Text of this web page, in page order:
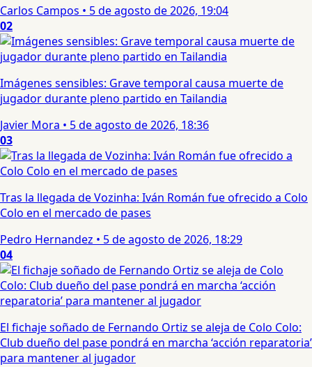
Carlos Campos • 5 de agosto de 2026, 19:04
02
Imágenes sensibles: Grave temporal causa muerte de
jugador durante pleno partido en Tailandia
Javier Mora • 5 de agosto de 2026, 18:36
03
Tras la llegada de Vozinha: Iván Román fue ofrecido a Colo
Colo en el mercado de pases
Pedro Hernandez • 5 de agosto de 2026, 18:29
04
El fichaje soñado de Fernando Ortiz se aleja de Colo Colo:
Club dueño del pase pondrá en marcha ‘acción reparatoria’
para mantener al jugador